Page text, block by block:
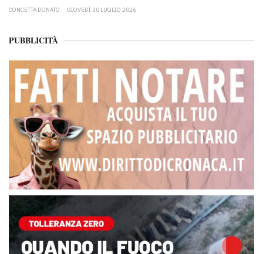
CONCETTA DONATO GIOVEDÌ 30 LUGLIO 2026
PUBBLICITÀ